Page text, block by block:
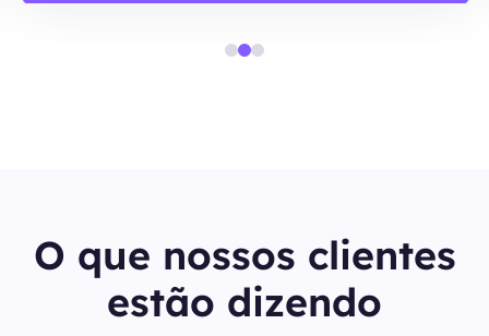
O que nossos clientes
estão dizendo